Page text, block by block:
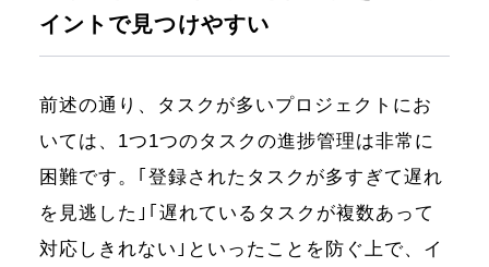
イントで見つけやすい
前述の通り、タスクが多いプロジェクトにお
いては、1つ1つのタスクの進捗管理は非常に
困難です。｢登録されたタスクが多すぎて遅れ
を見逃した｣｢遅れているタスクが複数あって
対応しきれない｣といったことを防ぐ上で、イ